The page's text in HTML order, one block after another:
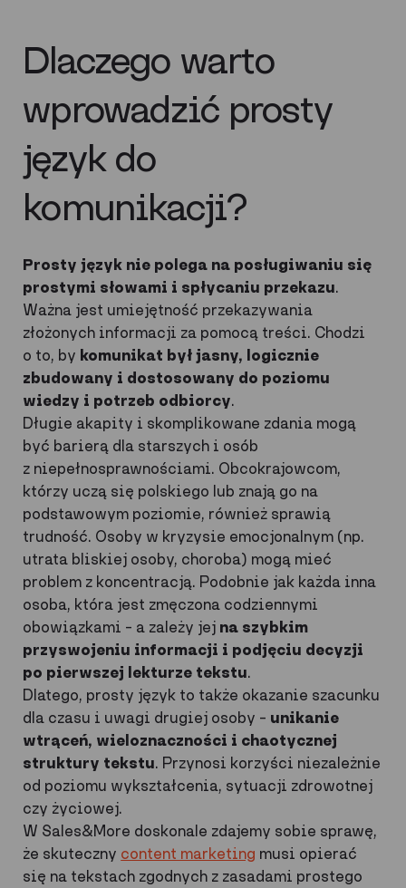
Dlaczego warto
wprowadzić prosty
język do
komunikacji?
Prosty język nie polega na posługiwaniu się
prostymi słowami i spłycaniu przekazu.
Ważna jest umiejętność przekazywania
złożonych informacji za pomocą treści. Chodzi
o to, by komunikat był jasny, logicznie
zbudowany i dostosowany do poziomu
wiedzy i potrzeb odbiorcy.
Długie akapity i skomplikowane zdania mogą
być barierą dla starszych i osób
z niepełnosprawnościami. Obcokrajowcom,
którzy uczą się polskiego lub znają go na
podstawowym poziomie, również sprawią
trudność. Osoby w kryzysie emocjonalnym (np.
utrata bliskiej osoby, choroba) mogą mieć
problem z koncentracją. Podobnie jak każda inna
osoba, która jest zmęczona codziennymi
obowiązkami – a zależy jej na szybkim
przyswojeniu informacji i podjęciu decyzji
po pierwszej lekturze tekstu.
Dlatego, prosty język to także okazanie szacunku
dla czasu i uwagi drugiej osoby – unikanie
wtrąceń, wieloznaczności i chaotycznej
struktury tekstu. Przynosi korzyści niezależnie
od poziomu wykształcenia, sytuacji zdrowotnej
czy życiowej.
W Sales&More doskonale zdajemy sobie sprawę,
że skuteczny content marketing musi opierać
się na tekstach zgodnych z zasadami prostego